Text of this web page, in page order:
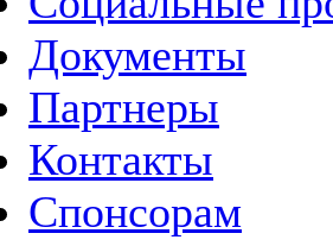
Документы
Партнеры
Контакты
Спонсорам